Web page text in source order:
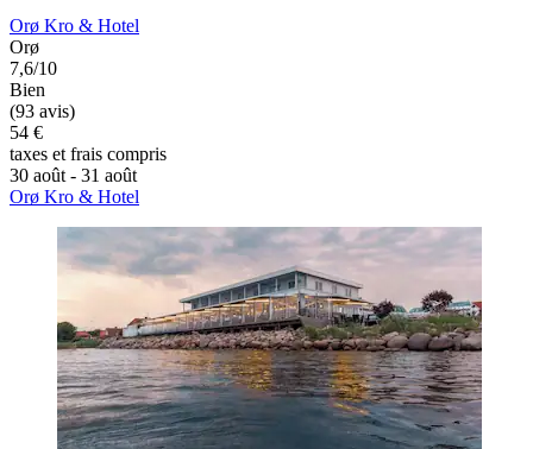
Orø Kro & Hotel
Orø
7,6/10
Bien
(93 avis)
54 €
taxes et frais compris
30 août - 31 août
Orø Kro & Hotel